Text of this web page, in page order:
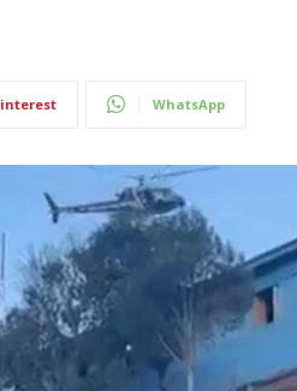
WhatsApp